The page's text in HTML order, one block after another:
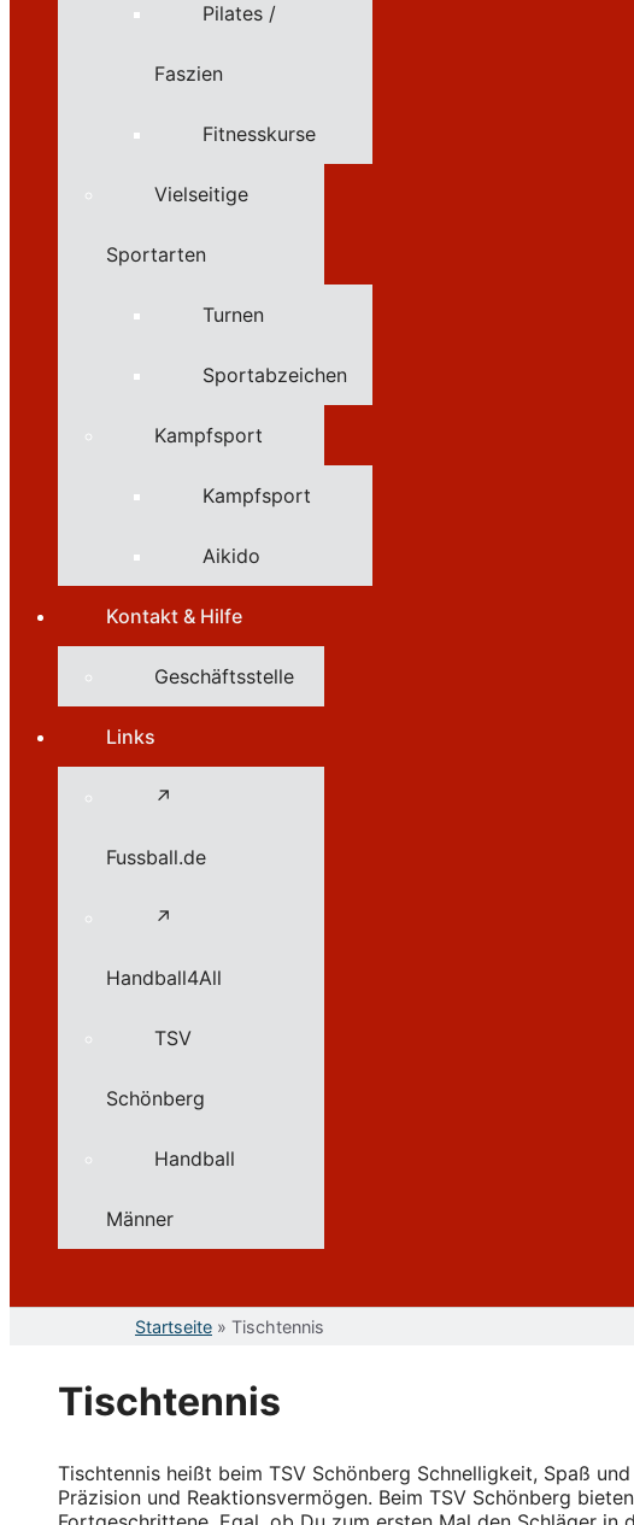
Pilates /
Faszien
Fitnesskurse
Vielseitige
Sportarten
Turnen
Sportabzeichen
Kampfsport
Kampfsport
Aikido
Kontakt & Hilfe
Geschäftsstelle
Links
↗
Fussball.de
↗
Handball4All
TSV
Schönberg
Handball
Männer
Startseite » Tischtennis
Tischtennis
Tischtennis heißt beim TSV Schönberg Schnelligkeit, Spaß
Präzision und Reaktionsvermögen. Beim TSV Schönberg